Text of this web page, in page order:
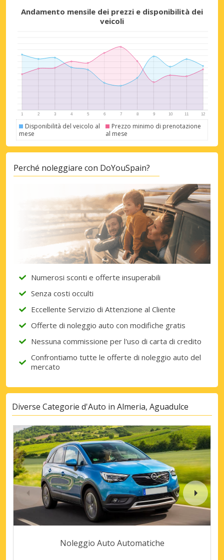
Sconti speciali
Accedi alle offerte esclusive dei nostri
fornitori
Andamento mensile dei prezzi e disponibilità dei
veicoli
Disponibilità del veicolo al
mese
Prezzo minimo di prenotazione
al mese
Perché noleggiare con DoYouSpain?
Numerosi sconti e offerte insuperabili
Senza costi occulti
Eccellente Servizio di Attenzione al Cliente
Offerte di noleggio auto con modifiche gratis
Nessuna commissione per l'uso di carta di credito
Confrontiamo tutte le offerte di noleggio auto del
mercato
Diverse Categorie d'Auto in Almeria, Aguadulce
Noleggio Auto Automatiche